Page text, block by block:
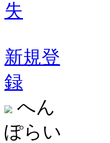
失
新規登
録
へん
ぽらい